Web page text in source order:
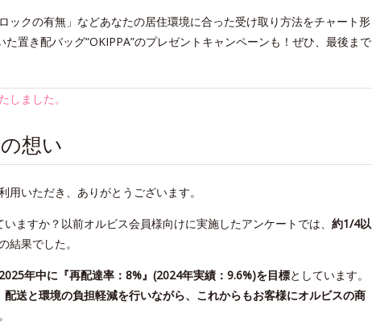
ックの有無」などあなたの居住環境に合った受け取り方法をチャート形
置き配バッグ“OKIPPA”のプレゼントキャンペーンも！ぜひ、最後まで
ました。
想い
いただき、ありがとうございます。
ますか？以前オルビス会員様向けに実施したアンケートでは、 約1/4以
結果でした。
2025年中に『再配達率：8%』(2024年実績：9.6%)を目標としています。
送と環境の負担軽減を行いながら、これからもお客様にオルビスの商